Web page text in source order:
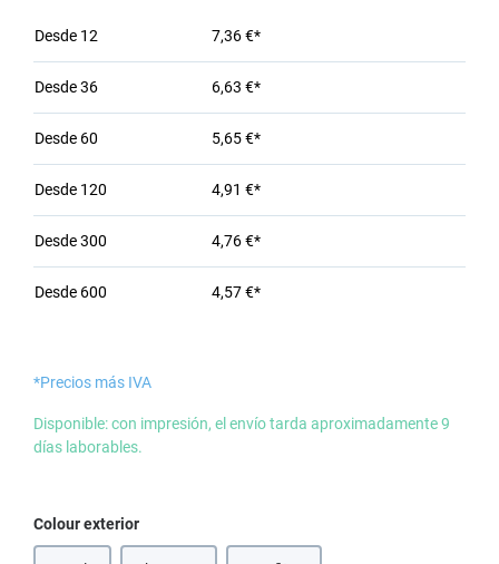
Desde 12 7,36 €*
Desde36 6,63 €*
Desde 60 5,65 €*
Desde 120 4,91 €*
Desde300 4,76 €*
Desde 600 4,57 €*
*Precios más IVA
Disponible: con impresión, el envío tarda aproximadamente 9
días laborables.
Seleccione
Colour exterior